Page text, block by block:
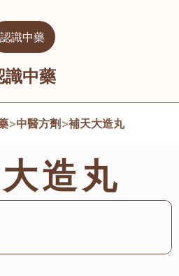
認識中藥
識中藥
>中醫方劑 >補天大造丸
造丸